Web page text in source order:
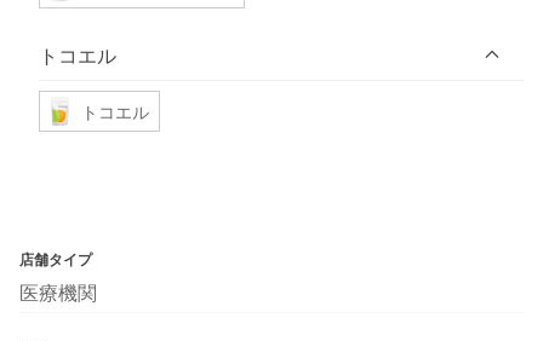
トコエル
トコエル
店舗タイプ
医療機関